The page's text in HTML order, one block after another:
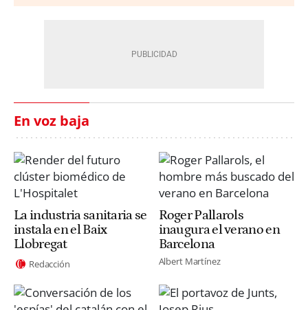
En voz baja
La industria sanitaria se
instala en el Baix
Llobregat
Redacción
Roger Pallarols
inaugura el verano en
Barcelona
Albert Martínez